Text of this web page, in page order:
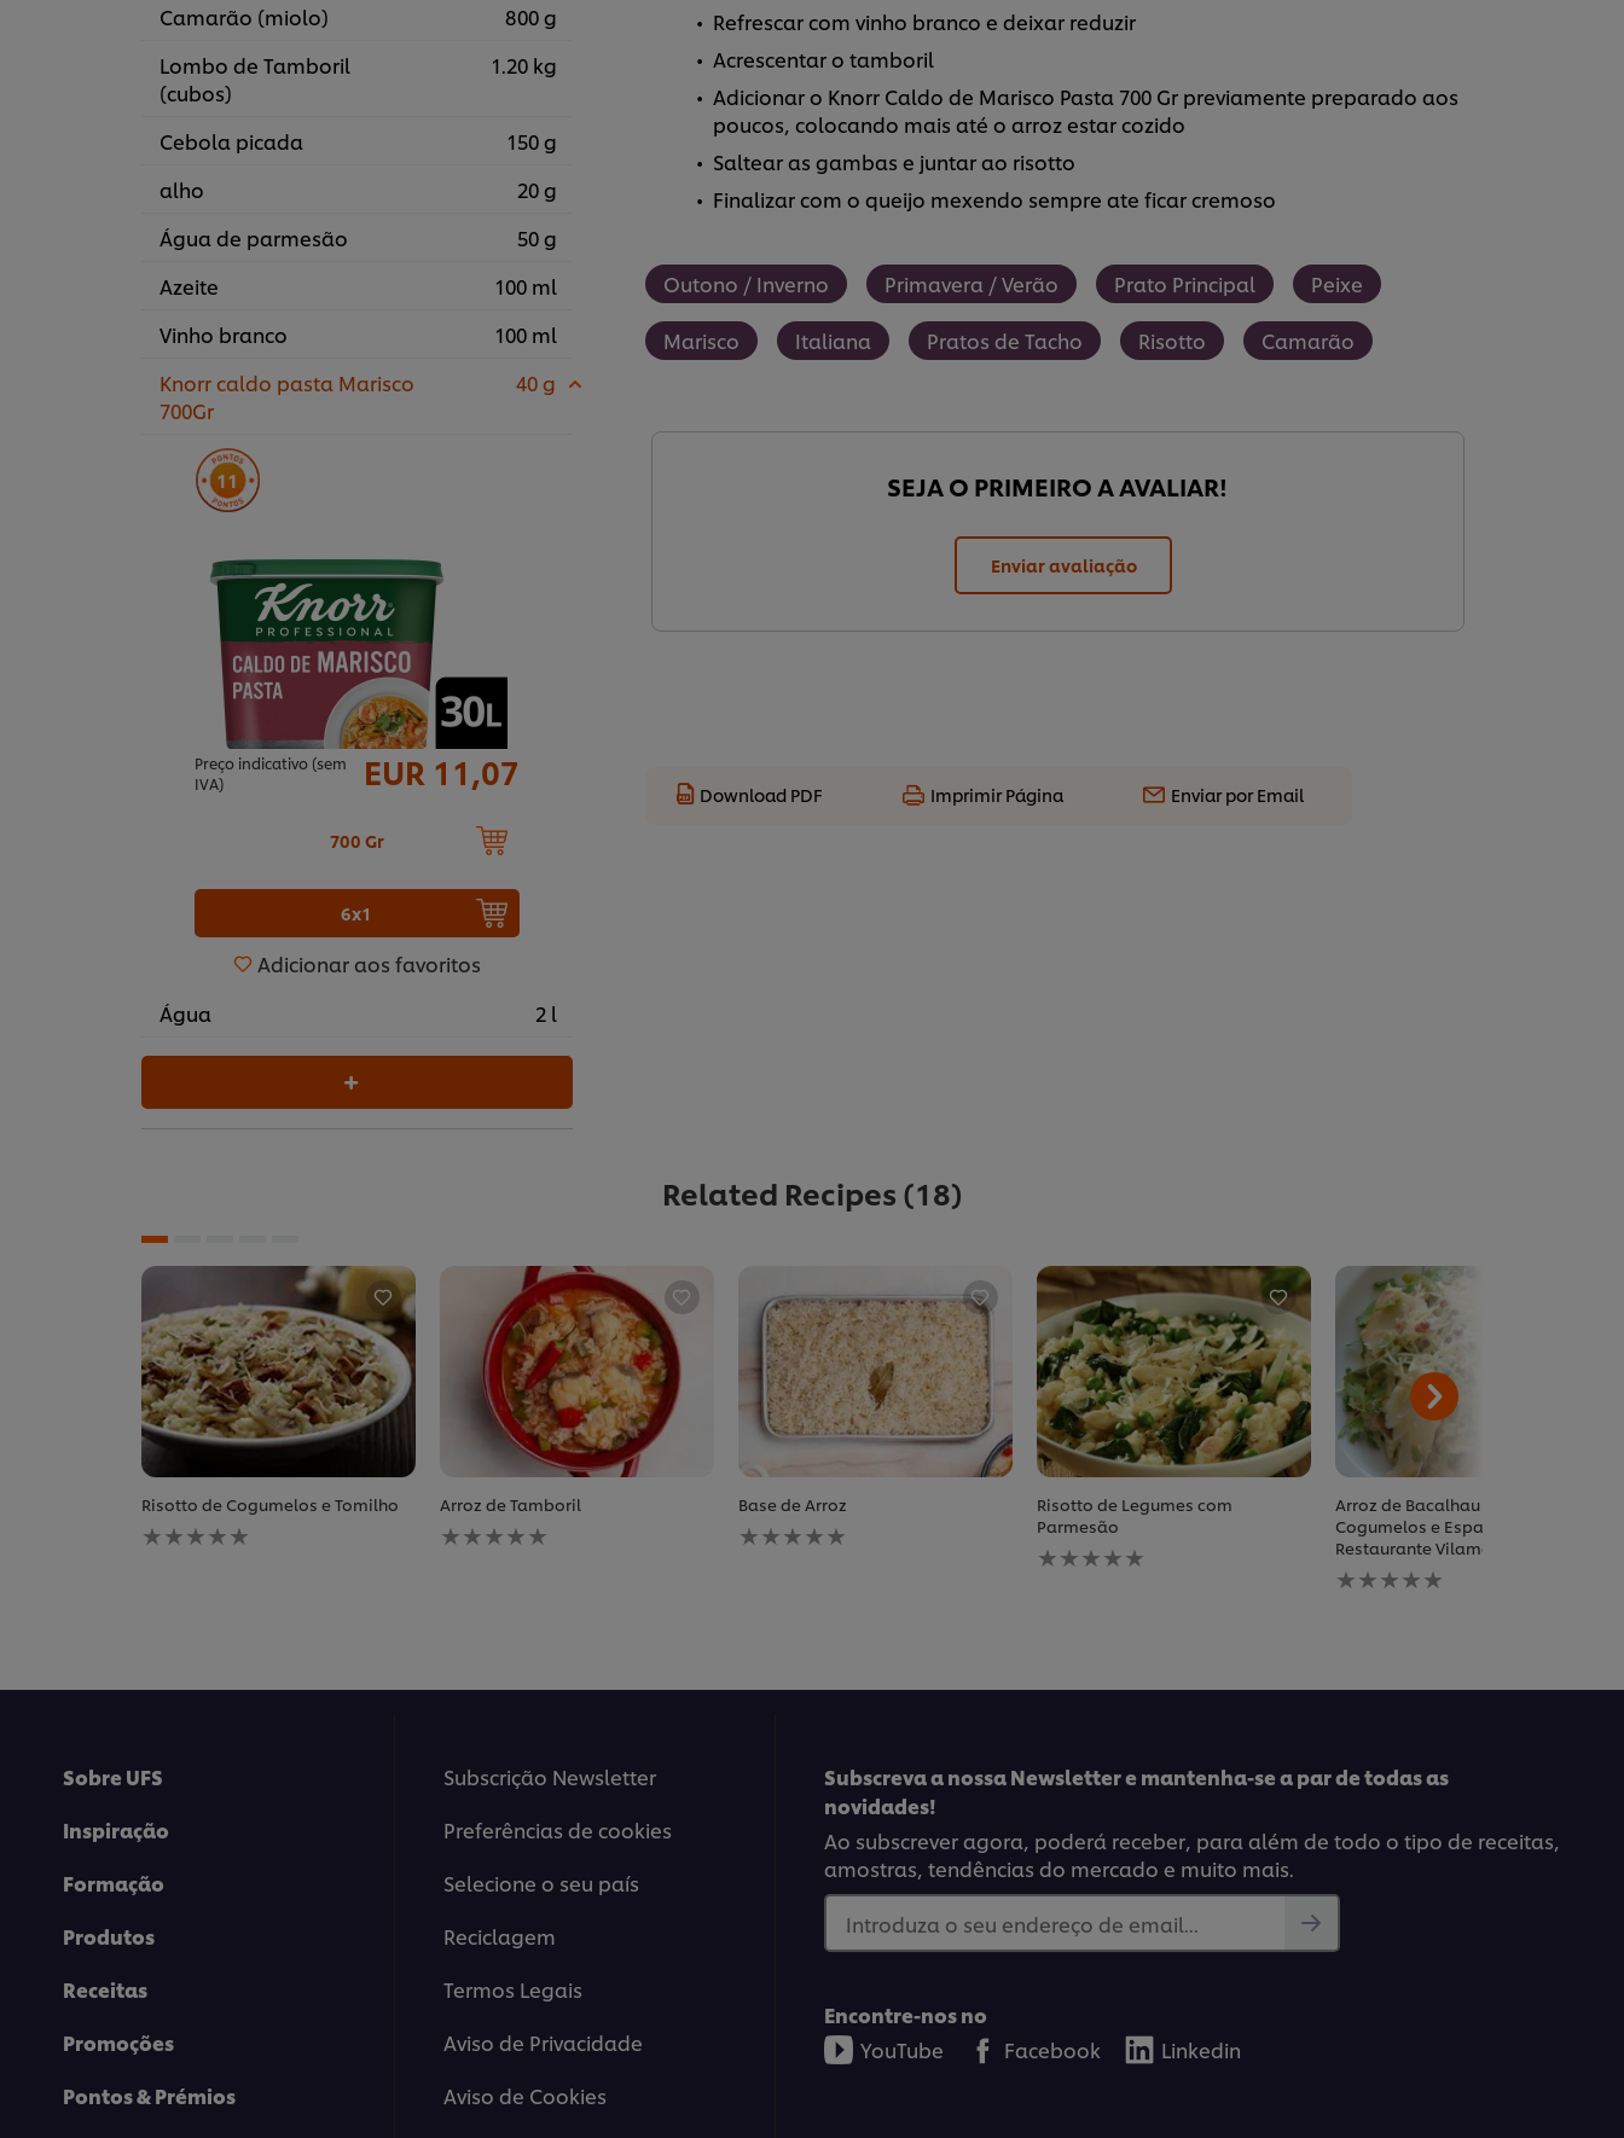
Camarão (miolo)
800 g
Lombo de Tamboril
(cubos)
1.20 kg
Cebola picada
150 g
alho
20 g
Água de parmesão
50 g
Azeite
100 ml
Vinho branco
100 ml
Knorr caldo pasta Marisco
700Gr
40 g
11
Preço indicativo (sem
IVA)
EUR 11,07
700 Gr
6x1
Adicionar aos favoritos
Água
2 l
Refrescar com vinho branco e deixar reduzir
Acrescentar o tamboril
Adicionar o Knorr Caldo de Marisco Pasta 700 Gr previamente preparado aos
poucos, colocando mais até o arroz estar cozido
Saltear as gambas e juntar ao risotto
Finalizar com o queijo mexendo sempre ate ficar cremoso
Outono / Inverno Primavera / Verão Prato Principal Peixe
Marisco Italiana Pratos de Tacho Risotto Camarão
SEJA O PRIMEIRO A AVALIAR!
Enviar avaliação
Download PDF Imprimir Página Enviar por Email
Related Recipes (18)
Risotto de Cogumelos e Tomilho
Nenhuma
avaliação
Arroz de Tamboril
Nenhuma
avaliação
Base de Arroz
Nenhuma
avaliação
Risotto de Legumes com
Parmesão
Nenhuma
avaliação
Arroz de Bacalhau com
Cogumelos e Espargos,
Restaurante Vilamanjar, Lisboa
Nenhuma
avaliação
Sobre UFS
Inspiração
Formação
Produtos
Receitas
Promoções
Pontos & Prémios
Subscrição Newsletter
Preferências de cookies
Selecione o seu país
Reciclagem
Termos Legais
Aviso de Privacidade
Aviso de Cookies
Subscreva a nossa Newsletter e mantenha-se a par de todas as
novidades!
Ao subscrever agora, poderá receber, para além de todo o tipo de receitas,
amostras, tendências do mercado e muito mais.
Introduza o seu endereço de email...
Encontre-nos no
YouTube
Facebook Linkedin